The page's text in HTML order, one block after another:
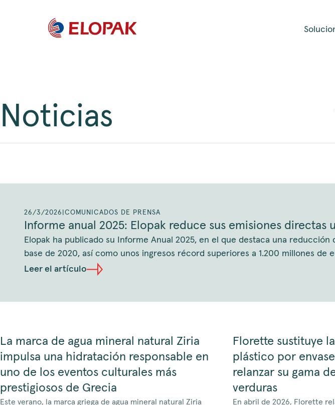
Noticias
26/3/2026 COMUNICADOS DE PRENSA
Informe anual 2025: Elopak reduce sus emisiones
Elopak ha publicado su Informe Anual 2025, en el que destaca una
base de 2020, así como unos ingresos récord superiores a 1.200 millones de
Leer el artículo
La marca de agua mineral natural Ziria
impulsa una hidratación responsable en
uno de los eventos culturales más
prestigiosos de Grecia
Este verano, la marca griega de agua mineral natural Ziria
Florette sustituye
plástico por
relanzar su gama
verduras
En abril de 2026, Florette